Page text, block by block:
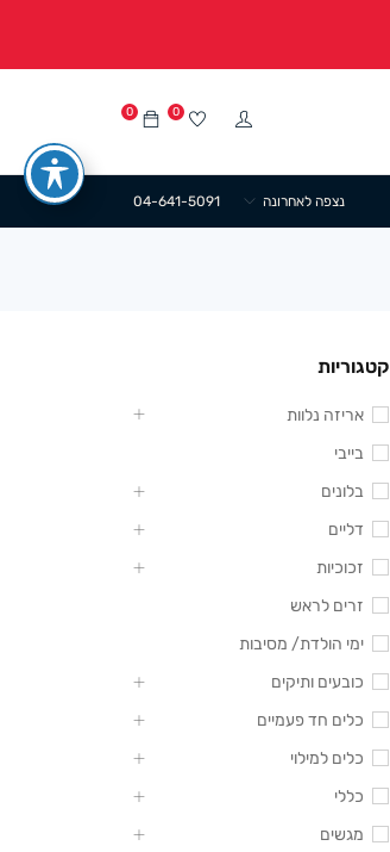
0 0
04-641-5091 נצפה לאחרונה
קטגוריות
אריזה נלוות
בייבי
בלונים
דליים
זכוכיות
זרים לראש
ימי הולדת/ מסיבות
כובעים ותיקים
כלים חד פעמיים
כלים למילוי
כללי
מגשים